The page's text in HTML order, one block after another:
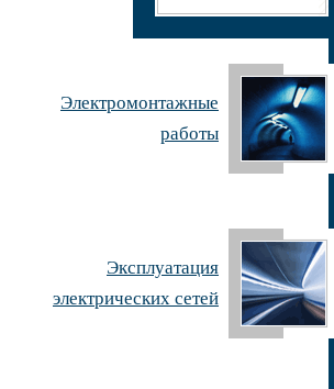
Электромонтажные
работы
Эксплуатация
электрических сетей